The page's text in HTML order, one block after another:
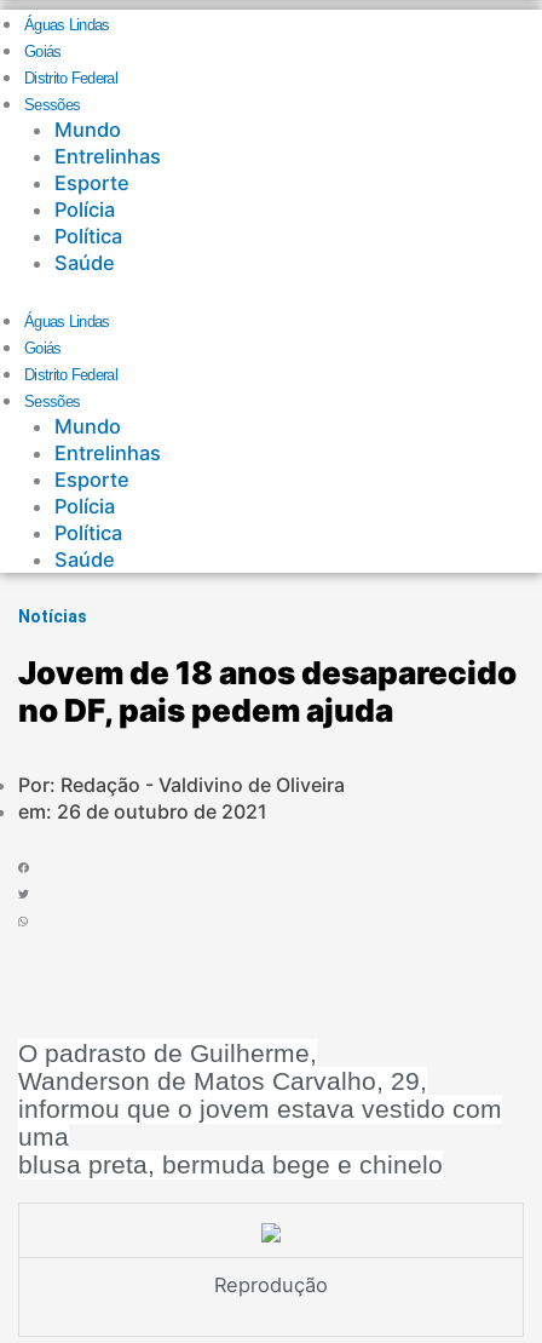
Águas Lindas
Goiás
Distrito Federal
Sessões
Mundo
Entrelinhas
Esporte
Polícia
Política
Saúde
Águas Lindas
Goiás
Distrito Federal
Sessões
Mundo
Entrelinhas
Esporte
Polícia
Política
Saúde
Notícias
Jovem de 18 anos desaparecido
no DF, pais pedem ajuda
Por: Redação - Valdivino de Oliveira
em: 26 de outubro de 2021
O padrasto de Guilherme,
Wanderson de Matos Carvalho, 29,
informou que o jovem estava vestido com
uma
blusa preta, bermuda bege e chinelo
Reprodução